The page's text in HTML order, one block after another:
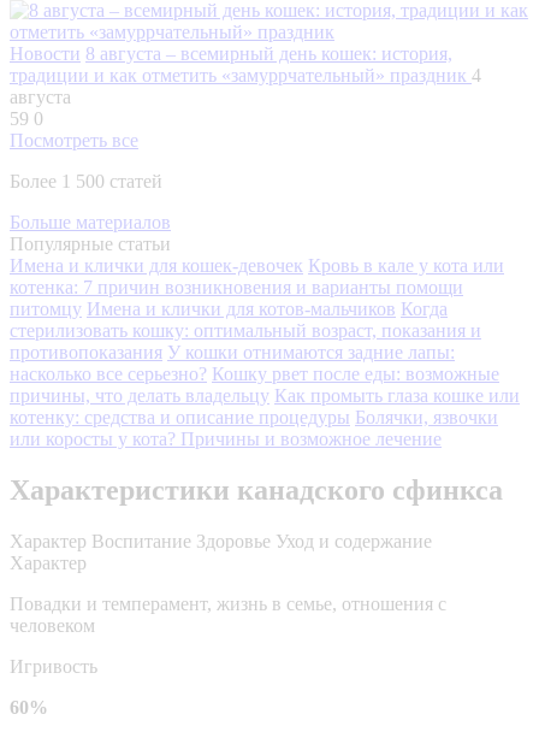
Новости 8 августа – всемирный день кошек: история,
традиции и как отметить «замуррчательный» праздник 4
августа
59 0
Посмотреть все
Более 1 500 статей
Больше материалов
Популярные статьи
Имена и клички для кошек-девочек Кровь в кале у кота или
котенка: 7 причин возникновения и варианты помощи
питомцу Имена и клички для котов-мальчиков Когда
стерилизовать кошку: оптимальный возраст, показания и
противопоказания У кошки отнимаются задние лапы:
насколько все серьезно? Кошку рвет после еды: возможные
причины, что делать владельцу Как промыть глаза кошке или
котенку: средства и описание процедуры Болячки, язвочки
или коросты у кота? Причины и возможное лечение
Характеристики канадского сфинкса
Характер Воспитание Здоровье Уход и содержание
Характер
Повадки и темперамент, жизнь в семье, отношения с
человеком
Игривость
60%